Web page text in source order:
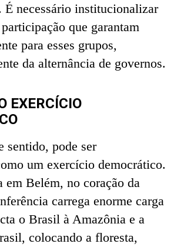
necessário institucionalizar
que garantam
para esses grupos,
da alternância de governos.
EXERCÍCIO
sentido, pode ser
um exercício democrático.
em Belém, no coração da
carrega enorme carga
o Brasil à Amazônia e a
colocando a floresta,